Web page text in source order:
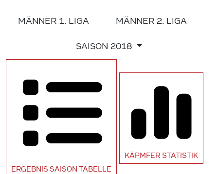
MÄNNER 1. LIGA MÄNNER 2. LIGA
SAISON 2018
ERGEBNIS SAISON TABELLE
KÄPMFER STATISTIK